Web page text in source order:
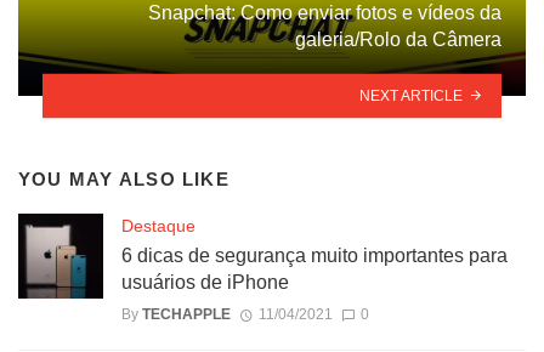
Snapchat: Como enviar fotos e vídeos da
galeria/Rolo da Câmera
NEXT ARTICLE
YOU MAY ALSO LIKE
Destaque
6 dicas de segurança muito importantes para
usuários de iPhone
By TECHAPPLE 11/04/2021 0